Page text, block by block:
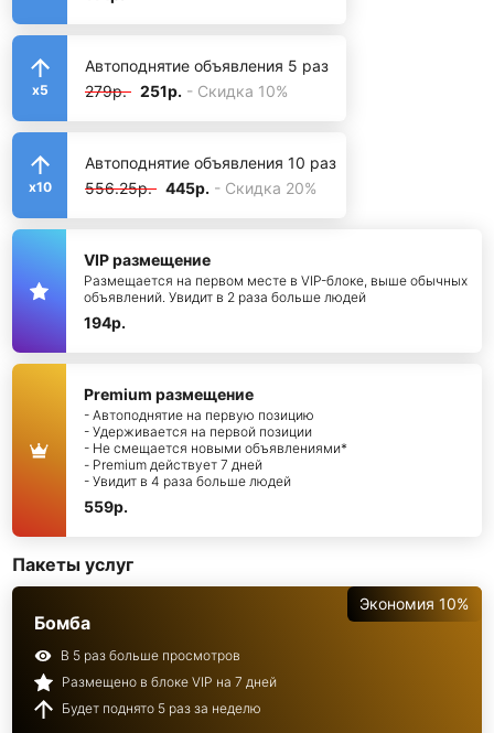
x5
Автоподнятие объявления 5 раз
279р. 251р. - Скидка 10%
x10
Автоподнятие объявления 10 раз
556.25р. 445р. - Скидка 20%
VIP размещение
Размещается на первом месте в VIP-блоке, выше обычных
объявлений. Увидит в 2 раза больше людей
194р.
Premium размещение
- Автоподнятие на первую позицию
- Удерживается на первой позиции
- Не смещается новыми объявлениями*
- Premium действует 7 дней
- Увидит в 4 раза больше людей
559р.
Пакеты услуг
Экономия 10%
Бомба
В 5 раз больше просмотров
Размещено в блоке VIP на 7 дней
Будет поднято 5 раз за неделю